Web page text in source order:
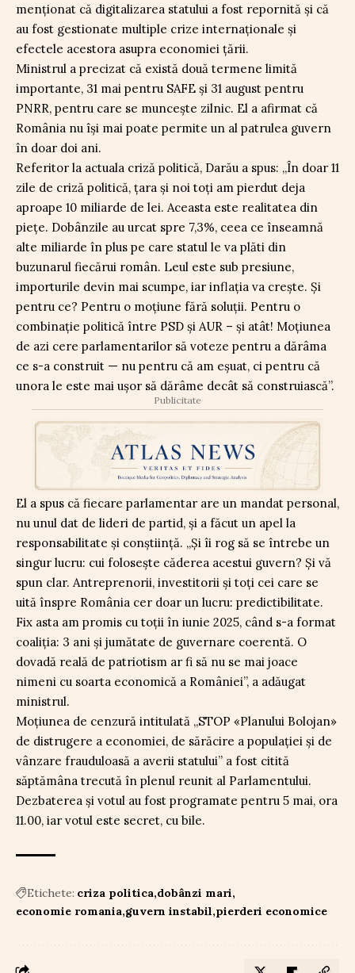
menționat că digitalizarea statului a fost repornită și că
au fost gestionate multiple crize internaționale și
efectele acestora asupra economiei țării.
Ministrul a precizat că există două termene limită
importante, 31 mai pentru SAFE și 31 august pentru
PNRR, pentru care se muncește zilnic. El a afirmat că
România nu își mai poate permite un al patrulea guvern
în doar doi ani.
Referitor la actuala criză politică, Darău a spus: „În doar 11
zile de criză politică, țara și noi toți am pierdut deja
aproape 10 miliarde de lei. Aceasta este realitatea din
piețe. Dobânzile au urcat spre 7,3%, ceea ce înseamnă
alte miliarde în plus pe care statul le va plăti din
buzunarul fiecărui român. Leul este sub presiune,
importurile devin mai scumpe, iar inflația va crește. Și
pentru ce? Pentru o moțiune fără soluții. Pentru o
combinație politică între PSD și AUR – și atât! Moțiunea
de azi cere parlamentarilor să voteze pentru a dărâma
ce s-a construit — nu pentru că am eșuat, ci pentru că
unora le este mai ușor să dărâme decât să construiască”.
Publicitate
El a spus că fiecare parlamentar are un mandat personal,
nu unul dat de lideri de partid, și a făcut un apel la
responsabilitate și conștiință. „Și îi rog să se întrebe un
singur lucru: cui folosește căderea acestui guvern? Și vă
spun clar. Antreprenorii, investitorii și toți cei care se
uită înspre România cer doar un lucru: predictibilitate.
Fix asta am promis cu toții în iunie 2025, când s-a format
coaliția: 3 ani și jumătate de guvernare coerentă. O
dovadă reală de patriotism ar fi să nu se mai joace
nimeni cu soarta economică a României”, a adăugat
ministrul.
Moțiunea de cenzură intitulată „STOP «Planului Bolojan»
de distrugere a economiei, de sărăcire a populației și de
vânzare frauduloasă a averii statului” a fost citită
săptămâna trecută în plenul reunit al Parlamentului.
Dezbaterea și votul au fost programate pentru 5 mai, ora
11.00, iar votul este secret, cu bile.
Etichete: criza politica dobânzi mari
economie romania guvern instabil pierderi economice